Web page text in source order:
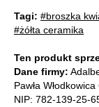
Tagi: #broszka
#żółta ceramika
Ten produkt
Dane firmy:
Pawła
NIP: 782-139-25-